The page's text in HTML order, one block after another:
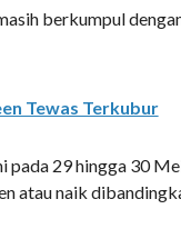
berkumpul
Tewas Terkubur
29 hingga 30
atau naik